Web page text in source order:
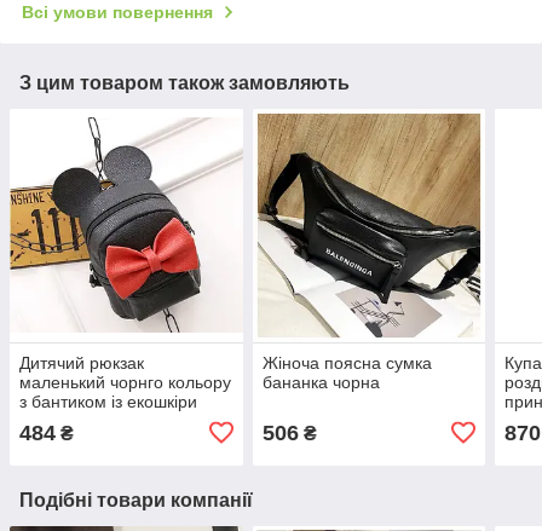
Всі умови повернення
З цим товаром також замовляють
Дитячий рюкзак
маленький чорнго кольору
з бантиком із екошкіри
484 ₴
Жіноча поясна сумка
бананка чорна
506₴ 870
Подібні товари компанії